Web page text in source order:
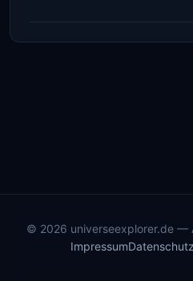
© 2026 universeexplorer.de —
ImpressumDatenschutz